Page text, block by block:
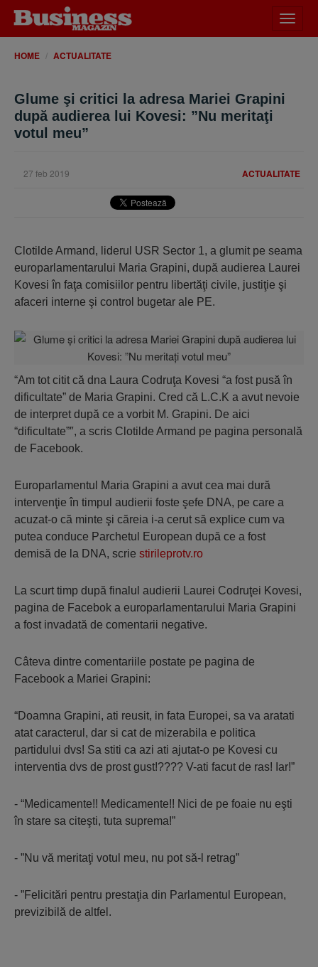
meniu
HOME ACTUALITATE
Glume şi critici la adresa Mariei Grapini
după audierea lui Kovesi: ”Nu meritaţi
votul meu”
ACTUALITATE
27 feb 2019
Clotilde Armand, liderul USR Sector 1, a glumit pe seama
europarlamentarului Maria Grapini, după audierea Laurei
Kovesi în faţa comisiilor pentru libertăţi civile, justiţie şi
afaceri interne şi control bugetar ale PE.
“Am tot citit că dna Laura Codruţa Kovesi “a fost pusă în
dificultate” de Maria Grapini. Cred că L.C.K a avut nevoie
de interpret după ce a vorbit M. Grapini. De aici
“dificultate”″, a scris Clotilde Armand pe pagina personală
de Facebook.
Europarlamentul Maria Grapini a avut cea mai dură
intervenţie în timpul audierii foste şefe DNA, pe care a
acuzat-o că minte şi căreia i-a cerut să explice cum va
putea conduce Parchetul European după ce a fost
demisă de la DNA, scrie stirileprotv.ro
La scurt timp după finalul audierii Laurei Codruţei Kovesi,
pagina de Facebok a europarlamentarului Maria Grapini
a fost invadată de comentarii negative.
Câteva dintre comentariile postate pe pagina de
Facebook a Mariei Grapini:
“Doamna Grapini, ati reusit, in fata Europei, sa va aratati
atat caracterul, dar si cat de mizerabila e politica
partidului dvs! Sa stiti ca azi ati ajutat-o pe Kovesi cu
interventia dvs de prost gust!???? V-ati facut de ras! Iar!”
- “Medicamente!! Medicamente!! Nici de pe foaie nu eşti
în stare sa citeşti, tuta suprema!”
- ”Nu vă meritaţi votul meu, nu pot să-l retrag”
- ”Felicitări pentru prestaţia din Parlamentul European,
previzibilă de altfel.